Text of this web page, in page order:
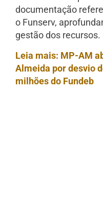
documentação
o Funserv,
gestão dos recursos.
Leia mais: MP-AM
Almeida por desvio
milhões do Fundeb